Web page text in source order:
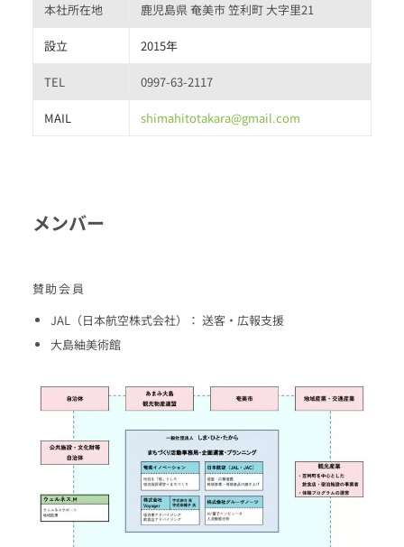
本社所在地 鹿児島県 奄美市 笠利町 大字里21
設立 2015年
TEL 0997-63-2117
MAIL shimahitotakara@gmail.com
メンバー
賛助会員
JAL（日本航空株式会社）： 送客・広報支援
大島紬美術館